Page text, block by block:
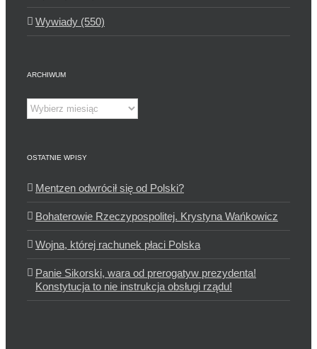
Wywiady (550)
ARCHIWUM
Archiwum
OSTATNIE WPISY
Mentzen odwrócił się od Polski?
Bohaterowie Rzeczypospolitej. Krystyna Wańkowicz
Wojna, której rachunek płaci Polska
Panie Sikorski, wara od prerogatyw prezydenta!
Konstytucja to nie instrukcja obsługi rządu!